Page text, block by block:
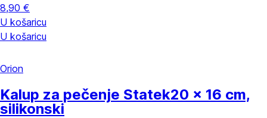
8,90 €
U košaricu
U košaricu
Orion
Kalup za pečenje Statek20 x 16 cm,
silikonski